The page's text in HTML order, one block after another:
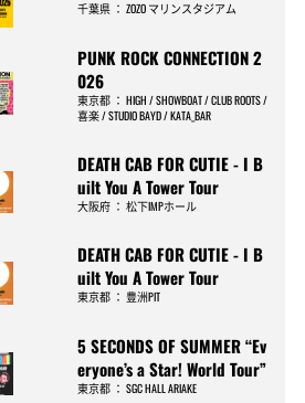
千葉県 ：ZOZO マリンスタジアム
PUNK ROCK CONNECTION 2
026
東京都 ：HIGH / SHOWBOAT / CLUB ROOTS /
喜楽 / STUDIO BAYD / KATA_BAR
DEATH CAB FOR CUTIE - I B
uilt You A Tower Tour
大阪府 ：松下IMPホール
DEATH CAB FOR CUTIE - I B
uilt You A Tower Tour
東京都 ：豊洲PIT
5 SECONDS OF SUMMER “Ev
eryone’s a Star! World Tour”
東京都 ：SGC HALL ARIAKE